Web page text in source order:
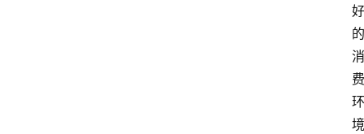
好
的
消
费
环
境